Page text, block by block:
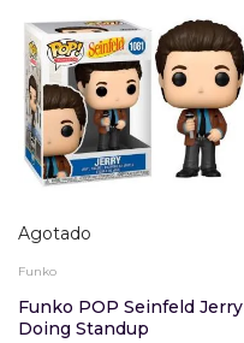
Agotado
Funko
Funko POP Seinfeld Jerry
Doing Standup